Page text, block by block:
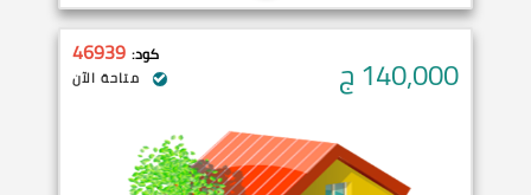
140,000ج كود: 46939
متاحة الآن